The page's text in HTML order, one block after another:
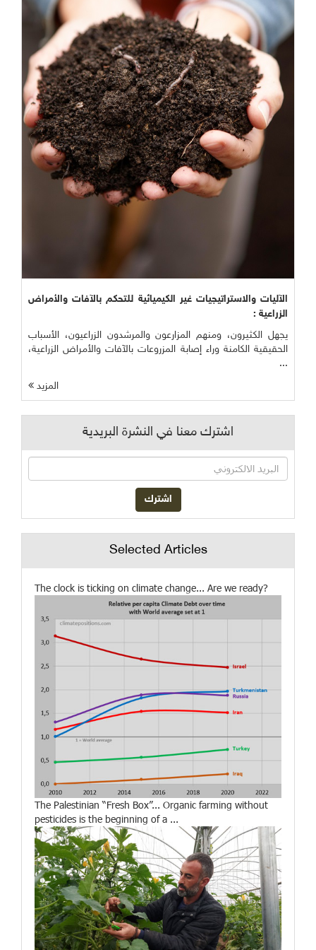
الآليات والاستراتيجيات غير الكيميائية للتحكم بالآفات والأمراض
الزراعية :
يجهل الكثيرون، ومنهم المزارعون والمرشدون الزراعيون، الأسباب
الحقيقية الكامنة وراء إصابة المزروعات بالآفات والأمراض الزراعية،
...
المزيد
اشترك معنا في النشرة البريدية
Selected Articles
The clock is ticking on climate change... Are we ready?
The Palestinian “Fresh Box”... Organic farming without
pesticides is the beginning of a ...